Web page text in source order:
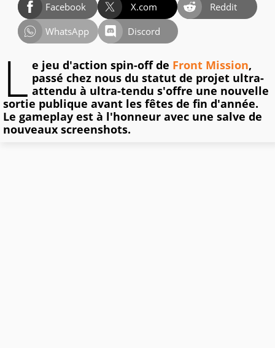
Facebook X.com
Reddit
WhatsApp
Discord
L e jeu d'action spin-off de Front Mission,
passé chez nous du statut de projet ultra-
attendu à ultra-tendu s'offre une nouvelle
sortie publique avant les fêtes de fin d'année.
Le gameplay est à l'honneur avec une salve de
nouveaux screenshots.